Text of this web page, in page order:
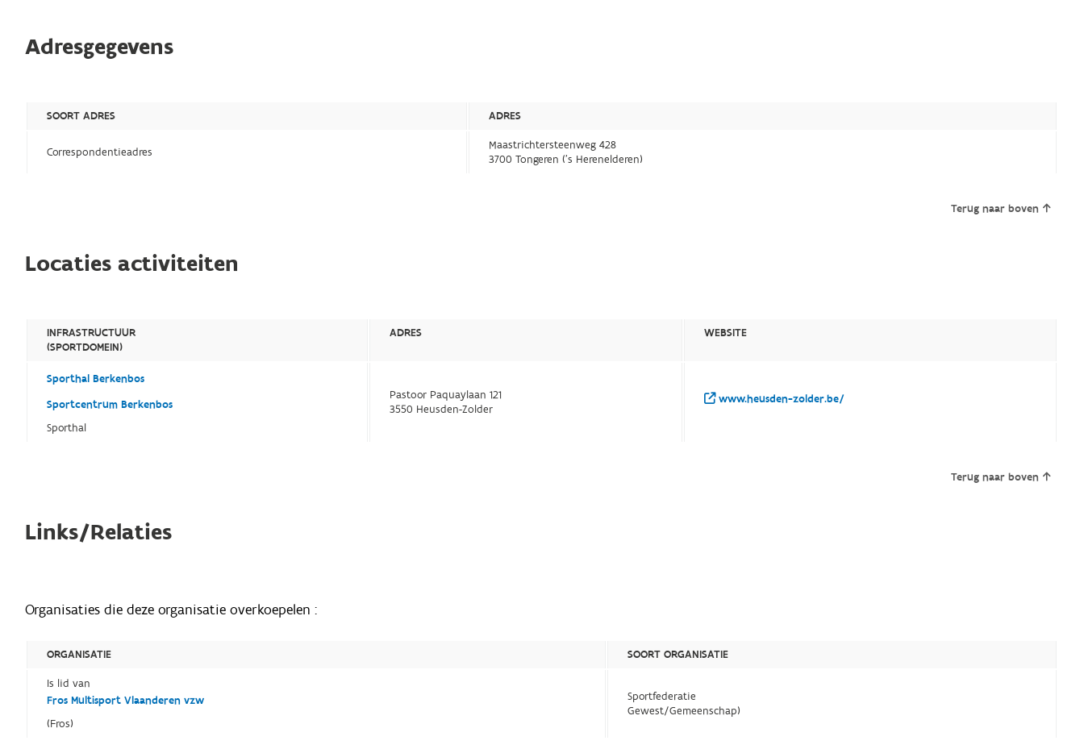
Adresgegevens
SOORT ADRES ADRES
Correspondentieadres
Maastrichtersteenweg 428
3700 Tongeren ('s Herenelderen)
Terug naar boven
Locaties activiteiten
INFRASTRUCTUUR
(SPORTDOMEIN)
ADRES WEBSITE
Sporthal Berkenbos
Sportcentrum Berkenbos
Sporthal
Pastoor Paquaylaan 121
3550 Heusden-Zolder
www.heusden-zolder.be/
Terug naar boven
Links/Relaties
Organisaties die deze organisatie overkoepelen :
ORGANISATIE
SOORT ORGANISATIE
Is lid van
Fros Multisport Vlaanderen vzw
(Fros)
Sportfederatie
Gewest/Gemeenschap)